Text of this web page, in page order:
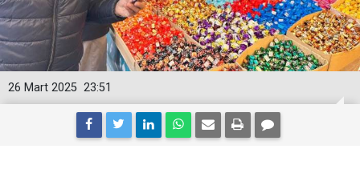
23:51
26 Mart 2025